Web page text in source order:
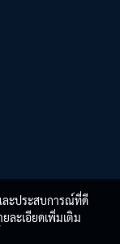
ละประสบการณ์ที่ดี
ละเอียดเพิ่มเติม